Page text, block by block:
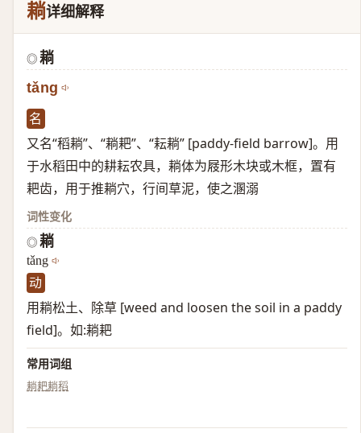
耥详细解释
◎ 耥
tǎng
名
又名“稻耥”、“耥耙”、“耘耥” [paddy-field barrow]。用
于水稻田中的耕耘农具，耥体为屐形木块或木框，置有
耙齿，用于推耥穴，行间草泥，使之溷溺
词性变化
◎ 耥
tǎng
动
用耥松土、除草 [weed and loosen the soil in a paddy
field]。如:耥耙
常用词组
耥耙耥稻